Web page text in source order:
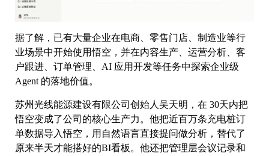
据了解，已有大量企业在电商、零售门店、制造业等行
业场景中开始使用悟空，并在内容生产、运营分析、客
户跟进、订单管理、AI 应用开发等任务中探索企业级
Agent 的落地价值。
苏州光线能源建设有限公司创始人吴天明，在 30天内把
悟空变成了公司的核心生产力。他把近百万条充电桩订
单数据导入悟空，用自然语言直接提问做分析，替代了
原来半天才能搭好的BI看板。他还把管理层会议记录和